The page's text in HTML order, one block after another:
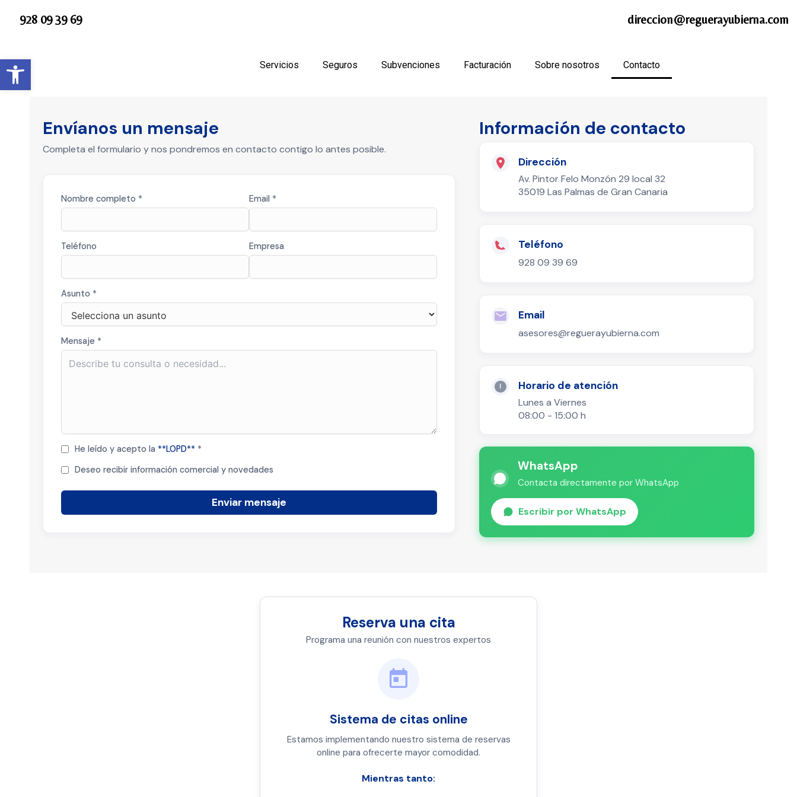
928 09 39 69 direccion@reguerayubierna.com
Servicios Seguros Subvenciones Facturación Sobre nosotros Contacto
Envíanos un mensaje
Completa el formulario y nos pondremos en contacto contigo lo antes posible.
Nombre completo * Email *
Teléfono Empresa
Asunto *
Mensaje *
He leído y acepto la **LOPD** *
Deseo recibir información comercial y novedades
Enviar mensaje
Información de contacto
Dirección
Av. Pintor Felo Monzón 29 local 32
35019 Las Palmas de Gran Canaria
Teléfono
928 09 39 69
Email
asesores@reguerayubierna.com
Horario de atención
Lunes a Viernes
08:00 - 15:00 h
WhatsApp
Contacta directamente por WhatsApp
Escribir por WhatsApp
Reserva una cita
Programa una reunión con nuestros expertos
Sistema de citas online
Estamos implementando nuestro sistema de reservas
online para ofrecerte mayor comodidad.
Mientras tanto:
Abrir barra de herramientas